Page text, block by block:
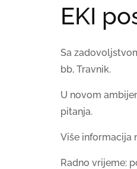
EKI
Sa
bb, Travnik.
U novom
pitanja.
Više informacija
Radno vrijeme: